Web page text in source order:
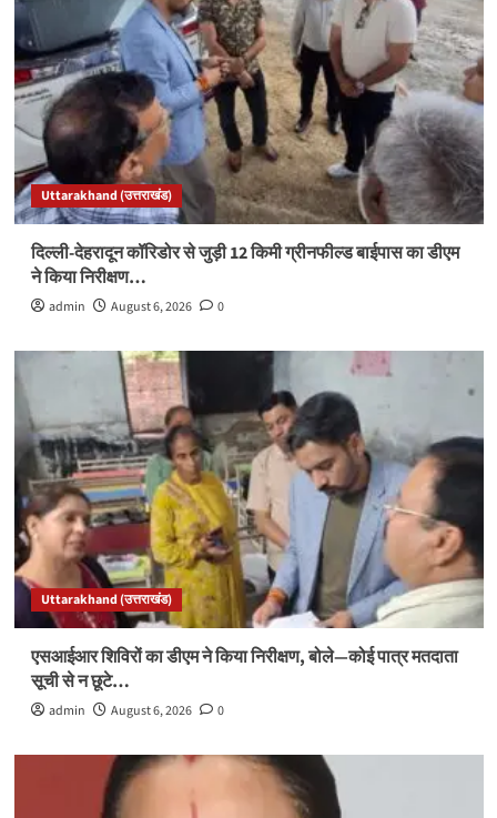
Uttarakhand (उत्तराखंड)
दिल्ली-देहरादून कॉरिडोर से जुड़ी 12 किमी ग्रीनफील्ड बाईपास का डीएम
ने किया निरीक्षण…
admin August 6, 2026 0
Uttarakhand (उत्तराखंड)
एसआईआर शिविरों का डीएम ने किया निरीक्षण, बोले—कोई पात्र मतदाता
सूची से न छूटे…
admin August 6, 2026 0